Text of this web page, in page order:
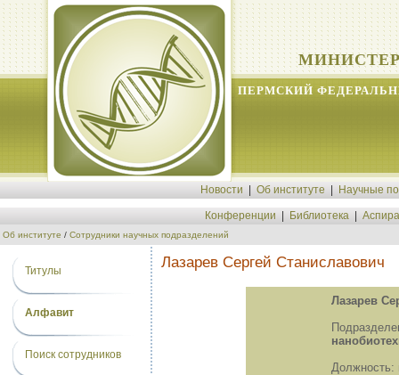
ПЕРМСКИЙ
Новости Об институте Научные
Конференции Библиотека
Об институте / Сотрудники научных подразделений
Титулы
Алфавит
Поиск сотрудников
Лазарев Сергей Станиславович
Лазарев
Должность: